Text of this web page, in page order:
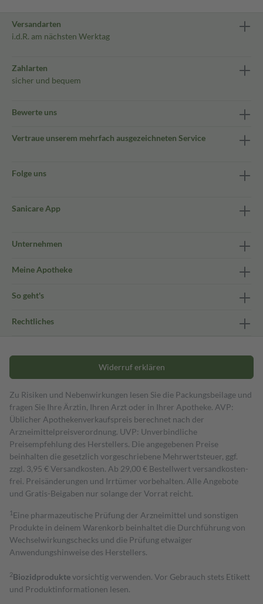
Versandarten
i.d.R. am nächsten Werktag
Zahlarten
sicher und bequem
Bewerte uns
Vertraue unserem mehrfach ausgezeichneten Service
Folge uns
Sanicare App
Unternehmen
Meine Apotheke
So geht's
Rechtliches
Widerruf erklären
Zu Risiken und Nebenwirkungen lesen Sie die Packungsbeilage und
fragen Sie Ihre Ärztin, Ihren Arzt oder in Ihrer Apotheke. AVP:
Üblicher Apothekenverkaufspreis berechnet nach der
Arzneimittelpreisverordnung. UVP: Unverbindliche
Preisempfehlung des Herstellers. Die angegebenen Preise
beinhalten die gesetzlich vorgeschriebene Mehrwertsteuer, ggf.
zzgl. 3,95 € Versandkosten. Ab 29,00 € Bestell­wert versand­kosten­
frei. Preisänderungen und Irrtümer vorbehalten. Alle Angebote
und Gratis-Beigaben nur solange der Vorrat reicht.
1 Eine pharmazeutische Prüfung der Arzneimittel und sonstigen
Produkte in deinem Warenkorb beinhaltet die Durchführung von
Wechselwirkungschecks und die Prüfung etwaiger
Anwendungshinweise des Herstellers.
2Biozidproduktevorsichtig verwenden. Vor Gebrauch stets Etikett
und Produktinformationen lesen.